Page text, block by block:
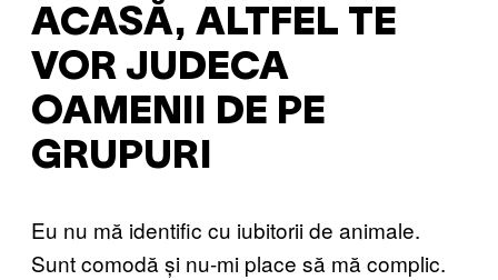
ACASĂ, ALTFEL TE
VOR JUDECA
OAMENII DE PE
GRUPURI
Eu nu mă identific cu iubitorii de animale.
Sunt comodă și nu-mi place să mă complic.